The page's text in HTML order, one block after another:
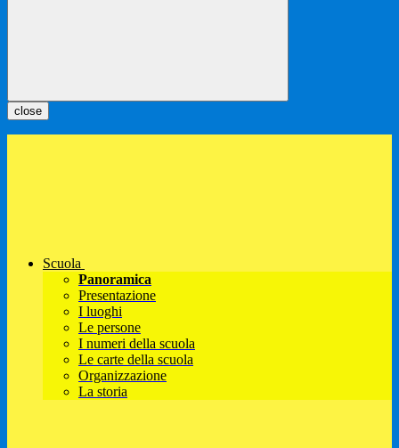
close
Scuola
Panoramica
Presentazione
I luoghi
Le persone
I numeri della scuola
Le carte della scuola
Organizzazione
La storia